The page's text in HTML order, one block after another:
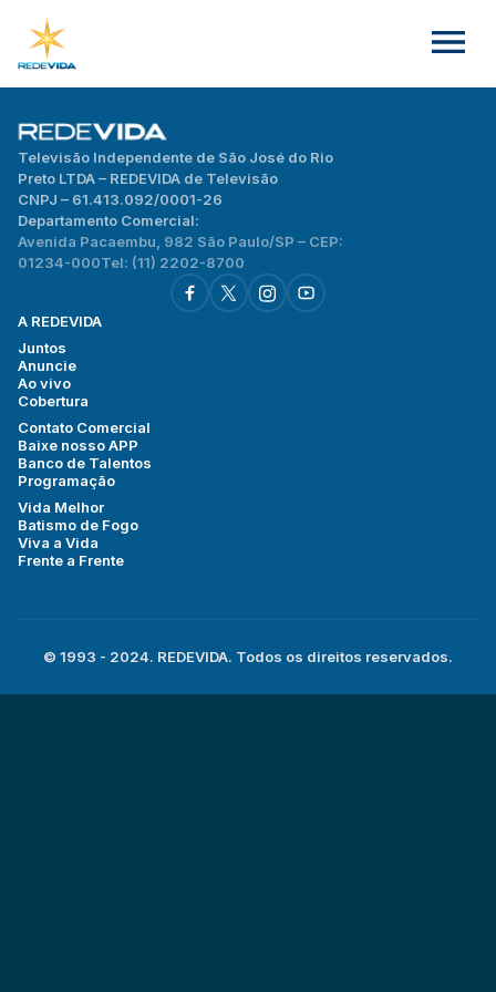
Televisão Independente de São José do Rio
Preto LTDA – REDEVIDA de Televisão
CNPJ – 61.413.092/0001-26
Departamento Comercial:
Avenida Pacaembu, 982 São Paulo/SP – CEP:
01234-000Tel: (11) 2202-8700
A REDEVIDA
Juntos
Anuncie
Ao vivo
Cobertura
Contato Comercial
Baixe nosso APP
Banco de Talentos
Programação
Vida Melhor
Batismo de Fogo
Viva a Vida
Frente a Frente
© 1993 - 2024. REDEVIDA. Todos os direitos reservados.